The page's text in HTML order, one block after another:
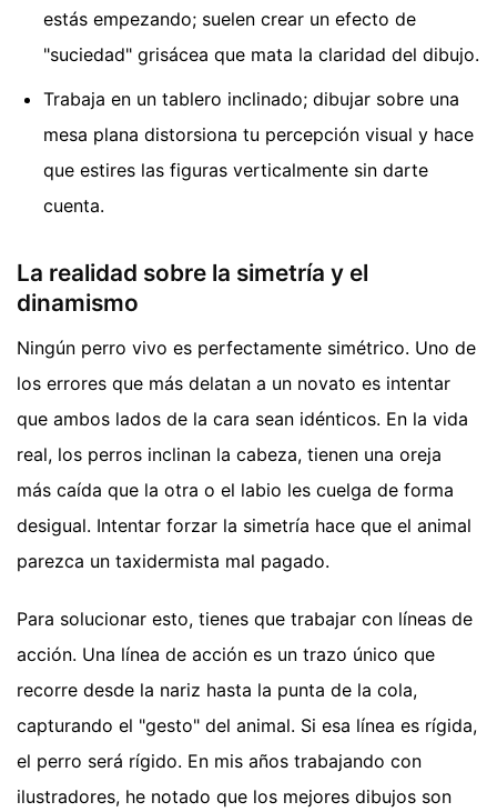
estás empezando; suelen crear un efecto de
"suciedad" grisácea que mata la claridad del dibujo.
Trabaja en un tablero inclinado; dibujar sobre una
mesa plana distorsiona tu percepción visual y hace
que estires las figuras verticalmente sin darte
cuenta.
La realidad sobre la simetría y el
dinamismo
Ningún perro vivo es perfectamente simétrico. Uno de
los errores que más delatan a un novato es intentar
que ambos lados de la cara sean idénticos. En la vida
real, los perros inclinan la cabeza, tienen una oreja
más caída que la otra o el labio les cuelga de forma
desigual. Intentar forzar la simetría hace que el animal
parezca un taxidermista mal pagado.
Para solucionar esto, tienes que trabajar con líneas de
acción. Una línea de acción es un trazo único que
recorre desde la nariz hasta la punta de la cola,
capturando el "gesto" del animal. Si esa línea es rígida,
el perro será rígido. En mis años trabajando con
ilustradores, he notado que los mejores dibujos son